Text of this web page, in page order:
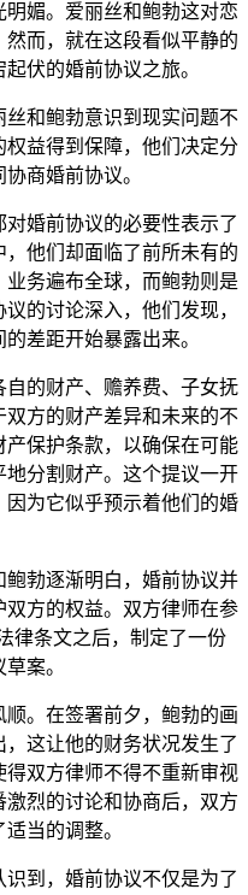
媚。爱丽丝和鲍勃这对恋
而，就在这段看似平静的
伏的婚前协议之旅。
和鲍勃意识到现实问题不
益得到保障，他们决定分
商婚前协议。
婚前协议的必要性表示了
他们却面临了前所未有的
务遍布全球，而鲍勃则是
的讨论深入，他们发现，
差距开始暴露出来。
的财产、赡养费、子女抚
方的财产差异和未来的不
保护条款，以确保在可能
分割财产。这个提议一开
为它似乎预示着他们的婚
勃逐渐明白，婚前协议并
方的权益。双方律师在参
律条文之后，制定了一份
案。
。在签署前夕，鲍勃的画
这让他的财务状况发生了
双方律师不得不重新审视
烈的讨论和协商后，双方
当的调整。
到，婚前协议不仅是为了